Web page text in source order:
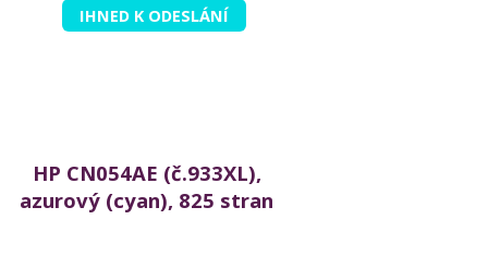
IHNED K ODESLÁNÍ
HP CN054AE (č.933XL),
azurový (cyan), 825 stran